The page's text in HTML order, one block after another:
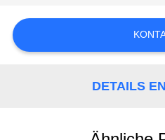
FORDERN
SIE
DETAILS